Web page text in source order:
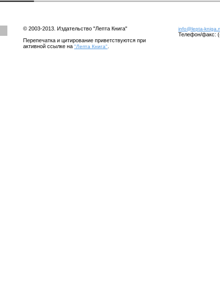
© 2003-2013. Издательство "Лепта Книга"
Перепечатка и цитирование приветствуются при
активной ссылке на "Лепта Книга"
info@lepta-
Телефон/факс: